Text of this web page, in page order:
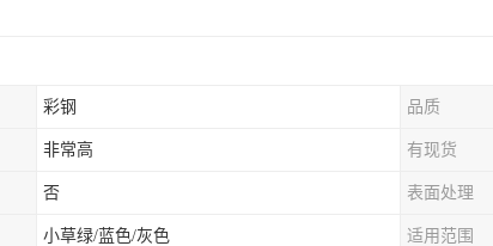
彩钢 品质
非常高 有现货
否 表面处理
小草绿/蓝色/灰色 适用范围